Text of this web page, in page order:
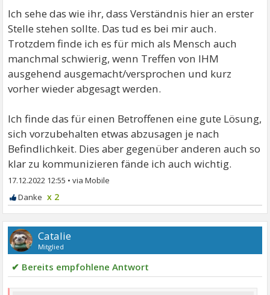
Ich sehe das wie ihr, dass Verständnis hier an erster
Stelle stehen sollte. Das tud es bei mir auch.
Trotzdem finde ich es für mich als Mensch auch
manchmal schwierig, wenn Treffen von IHM
ausgehend ausgemacht/versprochen und kurz
vorher wieder abgesagt werden.
Ich finde das für einen Betroffenen eine gute Lösung,
sich vorzubehalten etwas abzusagen je nach
Befindlichkeit. Dies aber gegenüber anderen auch so
klar zu kommunizieren fände ich auch wichtig.
17.12.2022 12:55 •
x 2
Catalie
Mitglied
✔ Bereits empfohlene Antwort